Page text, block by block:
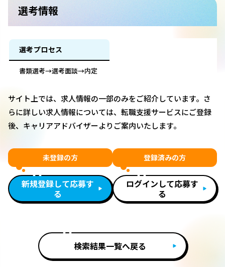
選考情報
選考プロセス
書類選考→選考面談→内定
サイト上では、求人情報の一部のみをご紹介しています。さ
らに詳しい求人情報については、転職支援サービスにご登録
後、キャリアアドバイザーよりご案内いたします。
未登録の方
新規登録して応募す
る
登録済みの方
ログインして応募す
る
検索結果一覧へ戻る